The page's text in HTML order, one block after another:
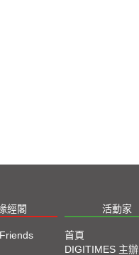
經閣 活動家
首頁
DIGITIMES 主辦